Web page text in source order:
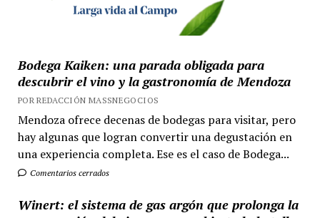
Bodega Kaiken: una parada obligada para
descubrir el vino y la gastronomía de Mendoza
POR REDACCIÓN MASSNEGOCIOS
Mendoza ofrece decenas de bodegas para visitar, pero
hay algunas que logran convertir una degustación en
una experiencia completa. Ese es el caso de Bodega...
Comentarios cerrados
Winert: el sistema de gas argón que prolonga la